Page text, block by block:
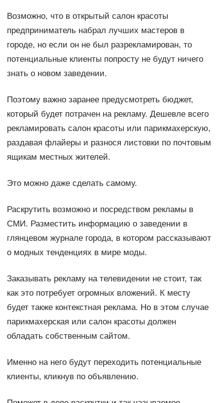
Возможно, что в открытый салон красоты
предприниматель набрал лучших мастеров в
городе, но если он не был разрекламирован, то
потенциальные клиенты попросту не будут ничего
знать о новом заведении.
Поэтому важно заранее предусмотреть бюджет,
который будет потрачен на рекламу. Дешевле всего
рекламировать салон красоты или парикмахерскую,
раздавая флайеры и разнося листовки по почтовым
ящикам местных жителей.
Это можно даже сделать самому.
Раскрутить возможно и посредством рекламы в
СМИ. Разместить информацию о заведении в
глянцевом журнале города, в котором рассказывают
о модных тенденциях в мире моды.
Заказывать рекламу на телевидении не стоит, так
как это потребует огромных вложений. К месту
будет также контекстная реклама. Но в этом случае
парикмахерская или салон красоты должен
обладать собственным сайтом.
Именно на него будут переходить потенциальные
клиенты, кликнув по объявлению.